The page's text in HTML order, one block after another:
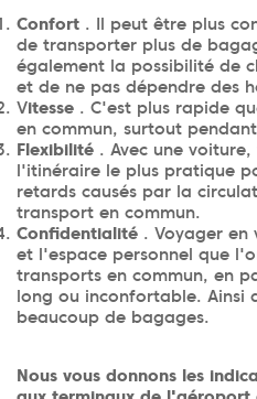
Confort . Il peut être plus
de transporter plus de
également la possibilité de
et de ne pas dépendre des
Vitesse . C'est plus rapide
en commun, surtout
Flexibilité . Avec une
l'itinéraire le plus pratique
retards causés par la
transport en commun.
Confidentialité . Voyager
et l'espace personnel que
transports en commun, en
long ou inconfortable. Ainsi
beaucoup de bagages.
Nous vous donnons les